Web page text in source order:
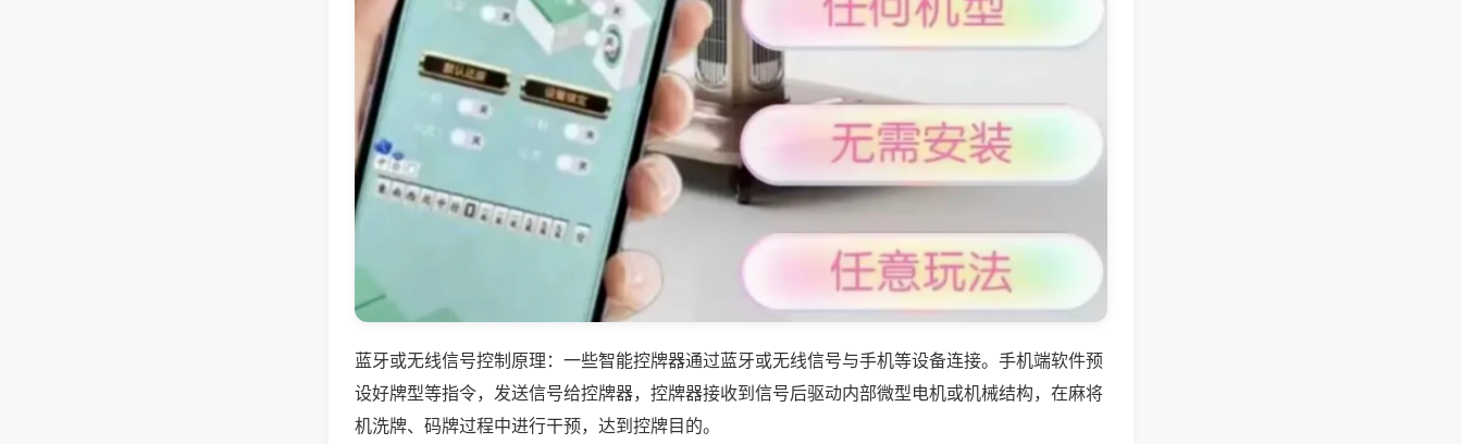
蓝牙或无线信号控制原理：一些智能控牌器通过蓝牙或无线信号与手机等设备连接。手机端软件预
设好牌型等指令，发送信号给控牌器，控牌器接收到信号后驱动内部微型电机或机械结构，在麻将
机洗牌、码牌过程中进行干预，达到控牌目的。